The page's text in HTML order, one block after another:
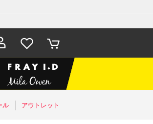
お気に入
り
カート
ル アウトレット